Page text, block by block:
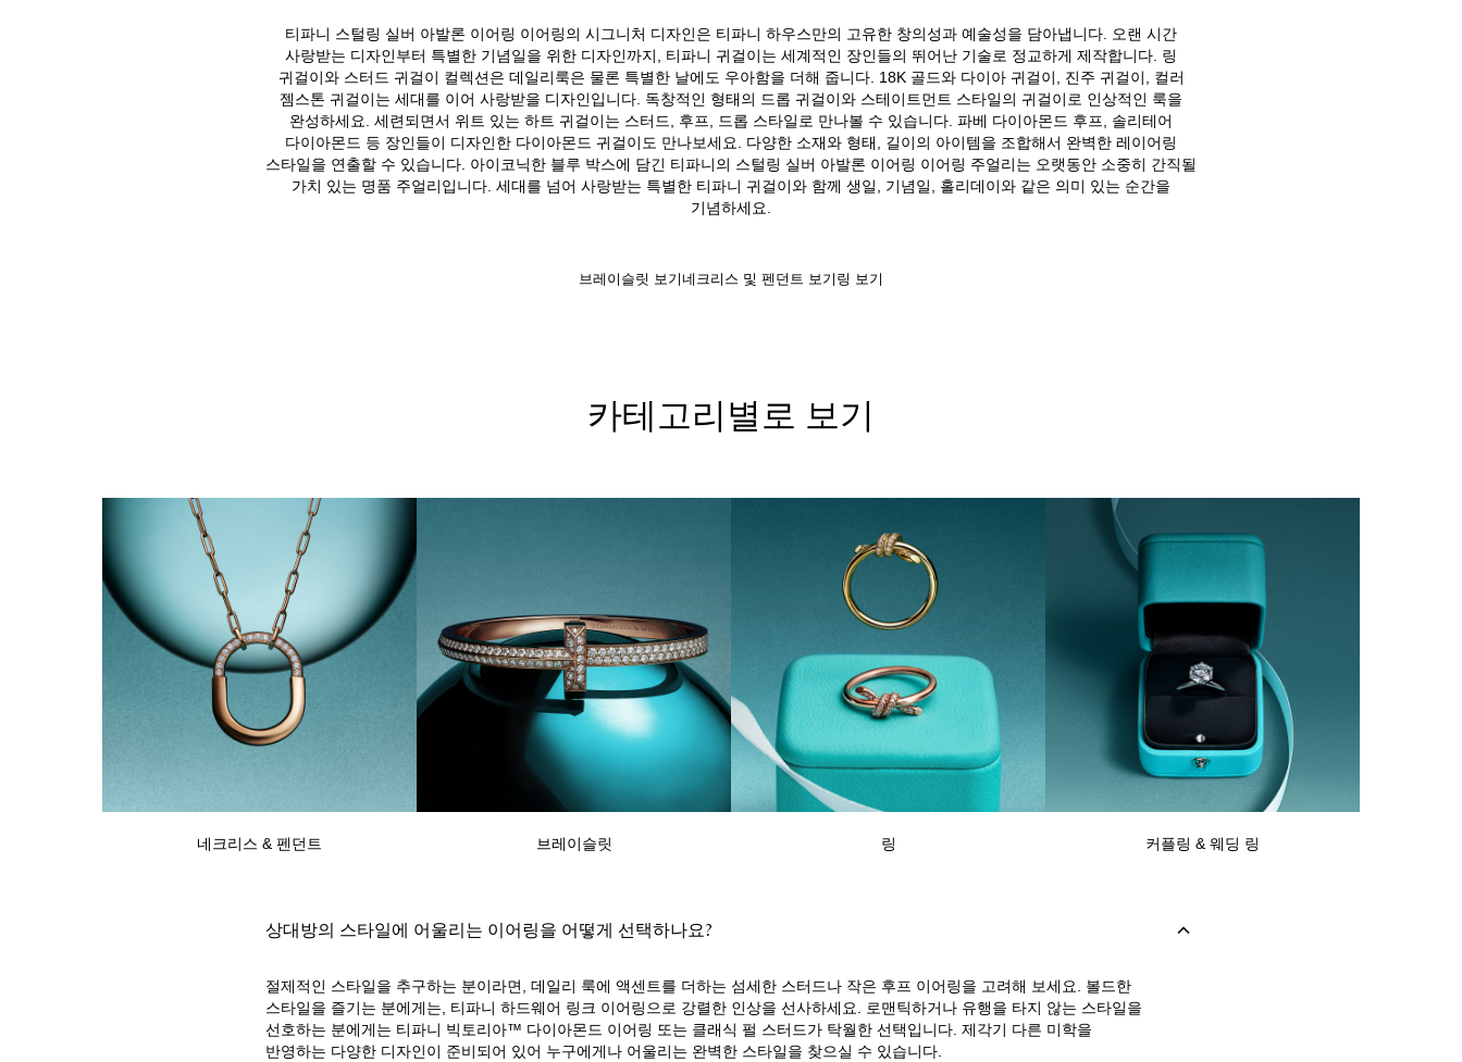
티파니 스털링 실버 아발론 이어링 이어링의 시그니처 디자인은 티파니 하우스만의 고유한 창의성과 예술성을 담아냅니다. 오랜 시간
사랑받는 디자인부터 특별한 기념일을 위한 디자인까지, 티파니 귀걸이는 세계적인 장인들의 뛰어난 기술로 정교하게 제작합니다. 링
귀걸이와 스터드 귀걸이 컬렉션은 데일리룩은 물론 특별한 날에도 우아함을 더해 줍니다. 18K 골드와 다이아 귀걸이, 진주 귀걸이, 컬러
젬스톤 귀걸이는 세대를 이어 사랑받을 디자인입니다. 독창적인 형태의 드롭 귀걸이와 스테이트먼트 스타일의 귀걸이로 인상적인 룩을
완성하세요. 세련되면서 위트 있는 하트 귀걸이는 스터드, 후프, 드롭 스타일로 만나볼 수 있습니다. 파베 다이아몬드 후프, 솔리테어
다이아몬드 등 장인들이 디자인한 다이아몬드 귀걸이도 만나보세요. 다양한 소재와 형태, 길이의 아이템을 조합해서 완벽한 레이어링
스타일을 연출할 수 있습니다. 아이코닉한 블루 박스에 담긴 티파니의 스털링 실버 아발론 이어링 이어링 주얼리는 오랫동안 소중히 간직될
가치 있는 명품 주얼리입니다. 세대를 넘어 사랑받는 특별한 티파니 귀걸이와 함께 생일, 기념일, 홀리데이와 같은 의미 있는 순간을
기념하세요.
브레이슬릿 보기네크리스 및 펜던트 보기링 보기
카테고리별로 보기
네크리스 & 펜던트 브레이슬릿 링 커플링 & 웨딩 링
상대방의 스타일에 어울리는 이어링을 어떻게 선택하나요?
절제적인 스타일을 추구하는 분이라면, 데일리 룩에 액센트를 더하는 섬세한 스터드나 작은 후프 이어링을 고려해 보세요. 볼드한
스타일을 즐기는 분에게는, 티파니 하드웨어 링크 이어링으로 강렬한 인상을 선사하세요. 로맨틱하거나 유행을 타지 않는 스타일을
선호하는 분에게는 티파니 빅토리아™ 다이아몬드 이어링 또는 클래식 펄 스터드가 탁월한 선택입니다. 제각기 다른 미학을
반영하는 다양한 디자인이 준비되어 있어 누구에게나 어울리는 완벽한 스타일을 찾으실 수 있습니다.